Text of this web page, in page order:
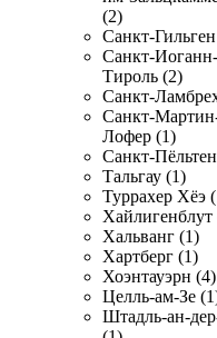
(2)
Санкт-
Санкт-
Тироль (2)
Санкт-
Санкт-
Лофер (1)
Санкт-
Тальгау (1)
Туррахер Хёэ
Хайлигенблут
Хальванг (1)
Хартберг (1)
Хоэнтауэрн (4)
Целль-ам-Зе
Штадль-ан-